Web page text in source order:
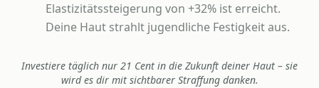
Elastizitätssteigerung von +32% ist erreicht.
Deine Haut strahlt jugendliche Festigkeit aus.
Investiere täglich nur 21 Cent in die Zukunft deiner Haut – sie
wird es dir mit sichtbarer Straffung danken.